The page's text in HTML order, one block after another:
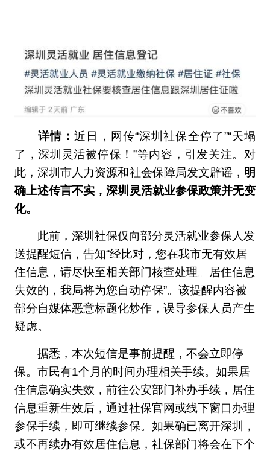
详情：近日，网传“深圳社保全停了”“天塌
了，深圳灵活被停保！”等内容，引发关注。对
此，深圳市人力资源和社会保障局发文辟谣， 明
确上述传言不实，深圳灵活就业参保政策并无变
化。
此前，深圳社保仅向部分灵活就业参保人发
送提醒短信，告知“经比对，您在我市无有效居
住信息，请尽快至相关部门核查处理。居住信息
失效的，我局将为您自动停保”。该提醒内容被
部分自媒体恶意标题化炒作，误导参保人员产生
疑虑。
据悉，本次短信是事前提醒，不会立即停
保。市民有1个月的时间办理相关手续。如果居
住信息确实失效，前往公安部门补办手续，居住
信息重新生效后，通过社保官网或线下窗口办理
参保手续，即可继续参保。如果确已离开深圳，
或不再续办有效居住信息，社保部门将会在下个